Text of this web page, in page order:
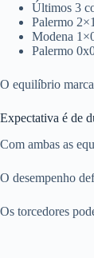
Últimos 3
Palermo
Modena
Palermo
O equilíbrio
Expectativa é de
Com ambas as
O desempenho
Os torcedores